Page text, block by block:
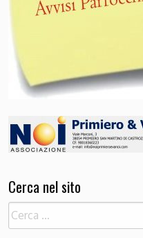
Cerca nel sito
Ricerca
per: